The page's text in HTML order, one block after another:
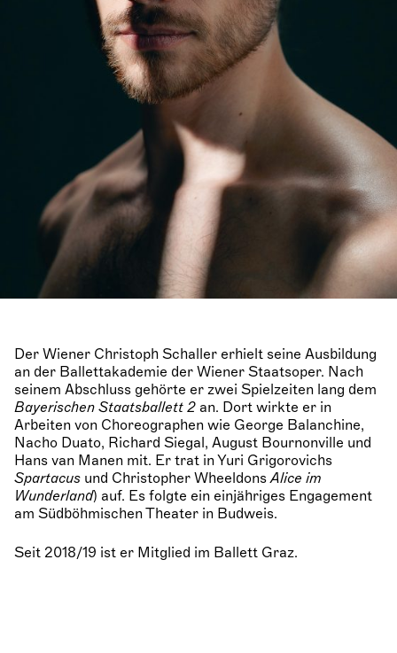
Der Wiener Christoph Schaller erhielt seine Ausbildung
an der Ballettakademie der Wiener Staatsoper. Nach
seinem Abschluss gehörte er zwei Spielzeiten lang dem
Bayerischen Staatsballett 2 an. Dort wirkte er in
Arbeiten von Choreographen wie George Balanchine,
Nacho Duato, Richard Siegal, August Bournonville und
Hans van Manen mit. Er trat in Yuri Grigorovichs
Spartacus und Christopher WheeldonsAlice im
Wunderland) auf. Es folgte ein einjähriges Engagement
am Südböhmischen Theater in Budweis.
Seit 2018/19 ist er Mitglied im Ballett Graz.